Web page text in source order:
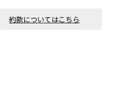
約款についてはこちら